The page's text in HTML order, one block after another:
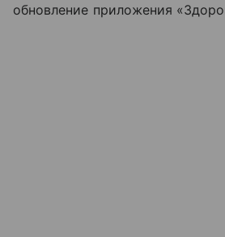
обновление приложения